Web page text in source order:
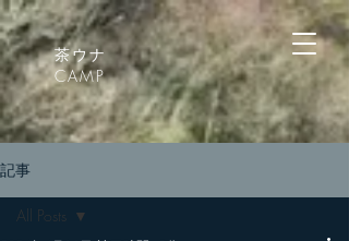
茶ウナ
CAMP
記事
All Posts